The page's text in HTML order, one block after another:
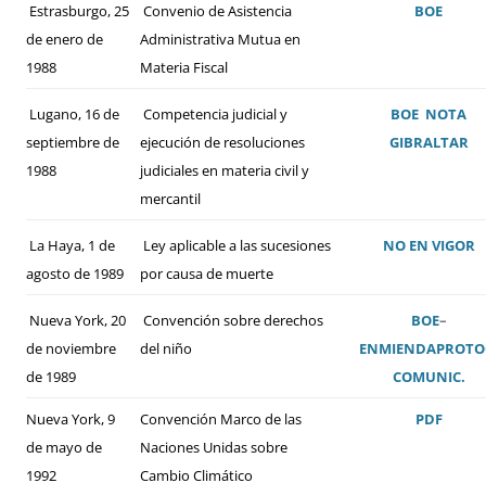
Estrasburgo, 25
de enero de
1988
Convenio de Asistencia
Administrativa Mutua en
Materia Fiscal
BOE
Lugano, 16 de
septiembre de
1988
Competencia judicial y
ejecución de resoluciones
judiciales en materia civil y
mercantil
BOE NOTA
GIBRALTAR
La Haya, 1 de
agosto de 1989
Ley aplicable a las sucesiones
por causa de muerte
NO EN VIGOR
Nueva York, 20
de noviembre
de 1989
Convención sobre derechos
del niño
BOE–
ENMIENDA
COMUNIC.
Nueva York, 9
de mayo de
1992
Convención Marco de las
Naciones Unidas sobre
Cambio Climático
PDF